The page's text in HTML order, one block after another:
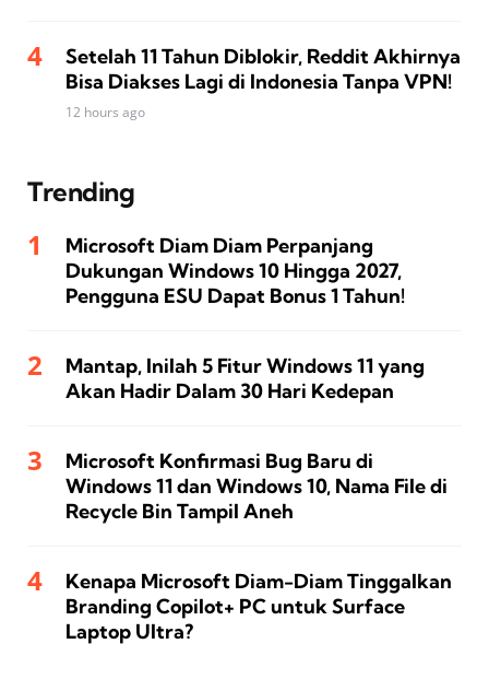
Setelah 11 Tahun Diblokir, Reddit Akhirnya
Bisa Diakses Lagi di Indonesia Tanpa VPN!
12 hours ago
Trending
Microsoft Diam Diam Perpanjang
Dukungan Windows 10 Hingga 2027,
Pengguna ESU Dapat Bonus 1 Tahun!
Mantap, Inilah 5 Fitur Windows 11 yang
Akan Hadir Dalam 30 Hari Kedepan
Microsoft Konfirmasi Bug Baru di
Windows 11 dan Windows 10, Nama File di
Recycle Bin Tampil Aneh
Kenapa Microsoft Diam-Diam Tinggalkan
Branding Copilot+ PC untuk Surface
Laptop Ultra?